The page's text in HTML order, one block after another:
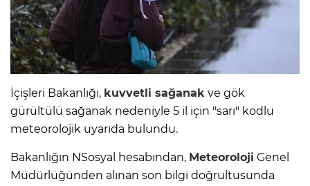
İçişleri Bakanlığı, kuvvetli sağanak ve gök
gürültülü sağanak nedeniyle 5 il için "sarı" kodlu
meteorolojik uyarıda bulundu.
Bakanlığın NSosyal hesabından, Meteoroloji Genel
Müdürlüğünden alınan son bilgi doğrultusunda